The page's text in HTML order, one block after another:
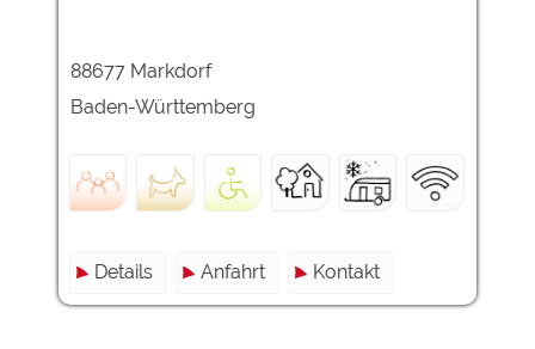
88677 Markdorf
Baden-Württemberg
Details Anfahrt Kontakt